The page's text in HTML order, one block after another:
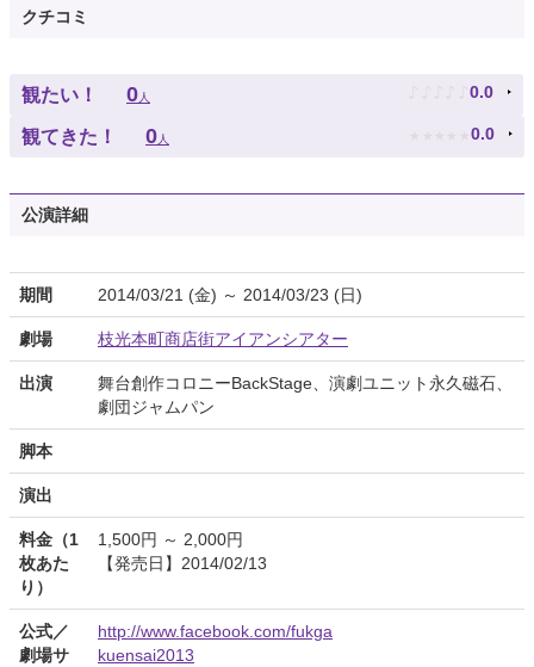
クチコミ
観たい！ 0人 ♪ ♪ ♪ ♪ ♪ 0.0
観てきた！ 0人 ★ ★ ★ ★ ★ 0.0
公演詳細
期間 2014/03/21 (金) ～ 2014/03/23 (日)
劇場 枝光本町商店街アイアンシアター
出演
舞台創作コロニーBackStage、演劇ユニット永久磁石、
劇団ジャムパン
脚本
演出
料金（1
枚あた
り）
1,500円 ～ 2,000円
【発売日】2014/02/13
公式／
劇場サ
http://www.facebook.com/fukga
kuensai2013